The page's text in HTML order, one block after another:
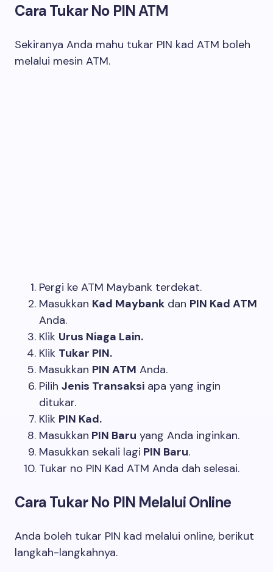
Cara Tukar No PIN ATM
Sekiranya Anda mahu tukar PIN kad ATM boleh
melalui mesin ATM.
Pergi ke ATM Maybank terdekat.
Masukkan Kad Maybank dan PIN Kad ATM
Anda.
Klik Urus Niaga Lain.
Klik Tukar PIN.
Masukkan PIN ATM Anda.
Pilih Jenis Transaksi apa yang ingin
ditukar.
Klik PIN Kad.
Masukkan PIN Baru yang Anda inginkan.
Masukkan sekali lagi PIN Baru.
Tukar no PIN Kad ATM Anda dah selesai.
Cara Tukar No PIN Melalui Online
Anda boleh tukar PIN kad melalui online, berikut
langkah-langkahnya.